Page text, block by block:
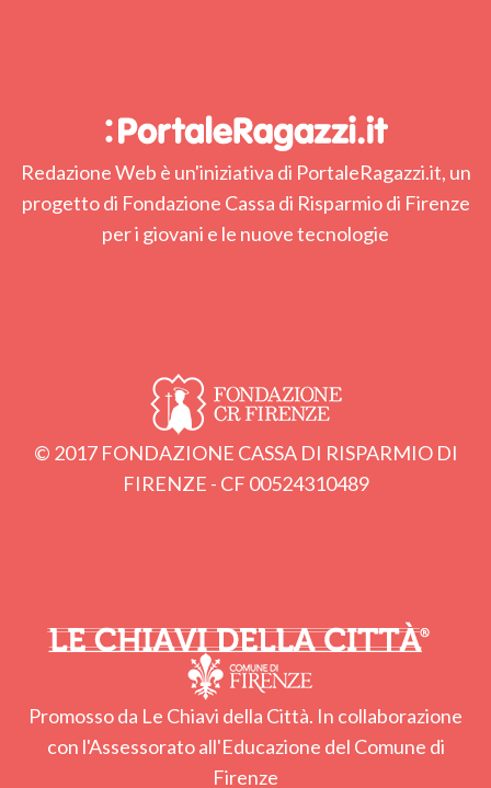
Redazione Web è un'iniziativa di PortaleRagazzi.it, un
progetto di Fondazione Cassa di Risparmio di Firenze
per i giovani e le nuove tecnologie
© 2017 FONDAZIONE CASSA DI RISPARMIO DI
FIRENZE - CF 00524310489
Promosso da Le Chiavi della Città. In collaborazione
con l'Assessorato all'Educazione del Comune di
Firenze